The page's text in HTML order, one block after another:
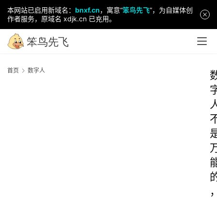
本网站已启用新域名： bnxf.cn，寓意“笨鸟先飞”，为自媒体创
作者服务，原域名 xdjk.cn 已充用。
首页 数字人